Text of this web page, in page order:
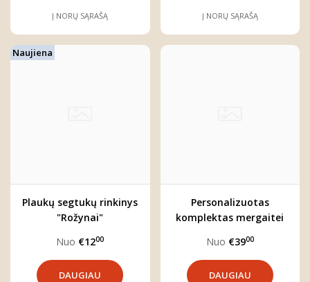
Į NORŲ SĄRAŠĄ Į NORŲ SĄRAŠĄ
Naujiena
Plaukų segtukų rinkinys
"Rožynai"
Nuo €1200
DAUGIAU
Personalizuotas
komplektas mergaitei
Nuo €3900
DAUGIAU